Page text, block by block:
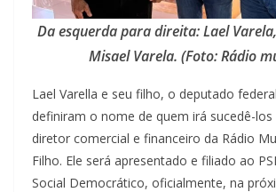
Da esquerda para direita: Lael
Misael Varela. (Foto: Rádio
Lael Varella e seu filho, o deputado
definiram o nome de quem irá sucedê-los
diretor comercial e financeiro da Rádio
Filho. Ele será apresentado e filiado ao
Social Democrático, oficialmente, na